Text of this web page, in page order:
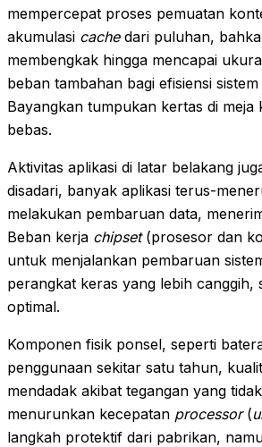
mempercepat proses pemuatan
akumulasi cachedari puluhan,
membengkak hingga mencapai
beban tambahan bagi efisiensi
Bayangkan tumpukan kertas di
bebas.
Aktivitas aplikasi di latar belakang
disadari, banyak aplikasi terus-
melakukan pembaruan data,
Beban kerja chipset(prosesor dan
untuk menjalankan pembaruan
perangkat keras yang lebih canggih,
optimal.
Komponen fisik ponsel, seperti
penggunaan sekitar satu tahun,
mendadak akibat tegangan yang
menurunkan kecepatan processor(
langkah protektif dari pabrikan,